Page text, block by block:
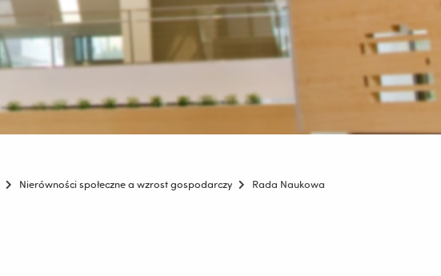
Nierówności społeczne a wzrost gospodarczy Rada Naukowa